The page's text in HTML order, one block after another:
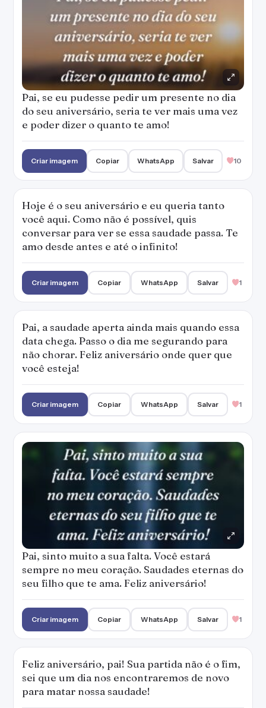
Pai, se eu pudesse pedir um presente no dia
do seu aniversário, seria te ver mais uma vez
e poder dizer o quanto te amo!
Criar imagem Copiar WhatsApp Salvar 10
Hoje é o seu aniversário e eu queria tanto
você aqui. Como não é possível, quis
conversar para ver se essa saudade passa. Te
amo desde antes e até o infinito!
Criar imagem Copiar WhatsApp Salvar 1
Pai, a saudade aperta ainda mais quando essa
data chega. Passo o dia me segurando para
não chorar. Feliz aniversário onde quer que
você esteja!
Criar imagem Copiar WhatsApp Salvar 1
Pai, sinto muito a sua falta. Você estará
sempre no meu coração. Saudades eternas do
seu filho que te ama. Feliz aniversário!
Criar imagem Copiar WhatsApp Salvar 1
Feliz aniversário, pai! Sua partida não é o fim,
sei que um dia nos encontraremos de novo
para matar nossa saudade!